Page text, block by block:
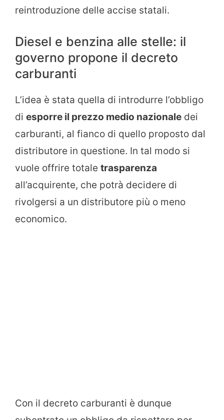
reintroduzione delle accise statali.
Diesel e benzina alle stelle: il
governo propone il decreto
carburanti
L’idea è stata quella di introdurre l’obbligo
di esporre il prezzo medio nazionale dei
carburanti, al fianco di quello proposto dal
distributore in questione. In tal modo si
vuole offrire totale trasparenza
all’acquirente, che potrà decidere di
rivolgersi a un distributore più o meno
economico.
Con il decreto carburanti è dunque